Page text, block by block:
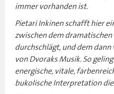
immer vorhanden ist.
Pietari Inkinen schafft hier
zwischen dem
durchschlägt, und dem
von Dvoraks Musik. So
energische, vitale,
bukolische Interpretation